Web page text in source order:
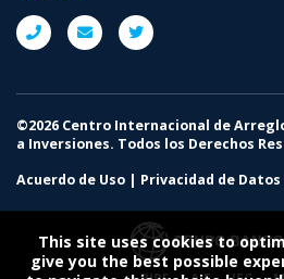
This site uses cookies to
give you the best possible
©2026 Centro Internacional de
a Inversiones. Todos los Derechos
Acuerdo de Uso | Privacidad de